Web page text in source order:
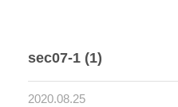
sec07-1 (1)
2020.08.25